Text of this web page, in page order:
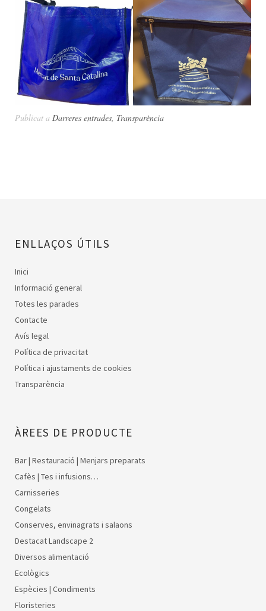
Publicat a Darreres entrades, Transparència
ENLLAÇOS ÚTILS
Inici
Informació general
Totes les parades
Contacte
Avís legal
Política de privacitat
Política i ajustaments de cookies
Transparència
ÀREES DE PRODUCTE
Bar | Restauració | Menjars preparats
Cafès | Tes i infusions…
Carnisseries
Congelats
Conserves, envinagrats i salaons
Destacat Landscape 2
Diversos alimentació
Ecològics
Espècies | Condiments
Floristeries